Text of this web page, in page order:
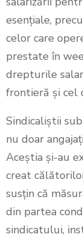
esențiale,
celor care
prestate în
drepturile
frontieră și cel
Sindicaliștii
nu doar
Aceștia și-au
creat
susțin că
din partea
sindicatului,